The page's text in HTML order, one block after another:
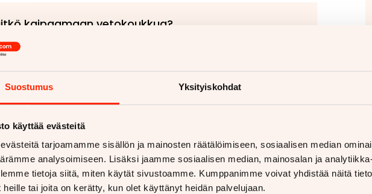
Suostumus Yksityiskohdat
käyttää evästeitä
tarjoamamme sisällön ja mainosten räätälöimiseen, sosiaalisen median
analysoimiseen. Lisäksi jaamme sosiaalisen median, mainosalan ja
tietoja siitä, miten käytät sivustoamme. Kumppanimme voivat yhdistää näitä
heille tai joita on kerätty, kun olet käyttänyt heidän palvelujaan.
kaipaamaan vetokoukkua?
autoon vetokoukku asennettuna
Kiinteät koukut alk. 670€
Lue lisää